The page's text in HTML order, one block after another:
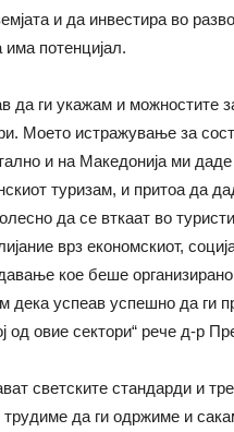
и да инвестира во
има потенцијал.
да ги укажам и можностите
Моето истражување за
и на Македонија ми
туризам, и притоа да
да се вткаат во
врз економскиот,
кое беше
дека успеав успешно да ги
од овие сектори“ рече д-р
светските стандарди и
да ги одржиме и